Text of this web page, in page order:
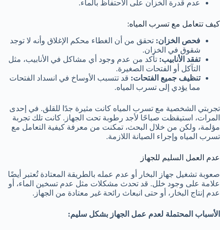
عدم قدرة الخزان على الاحتفاظ بالماء.
كيف تتعامل مع تسرب المياه:
فحص الخزان: تحقق من أن الغطاء محكم الإغلاق وأنه لا توجد
شقوق في الخزان.
تفقد الأنابيب: تأكد من عدم وجود أي مشاكل في الأنابيب، مثل
التآكل أو الفتحات الصغيرة.
تنظيف جميع الفتحات: قد تتسبب الأوساخ في انسداد الفتحات
مما يؤدي إلى تسرب المياه.
تجربتي الشخصية مع تسرب المياه كانت مثيرة جدًا للقلق. في إحدى
المرات، استيقظت صباحًا لأجد رطوبة تحت الجهاز. كانت تلك تجربة
مؤلمة، ولكن من خلال البحث، تمكنت من معرفة كيفية التعامل مع
تسرب المياه وإجراء الصيانة اللازمة.
عدم العمل السليم للجهاز
صعوبة تشغيل جهاز البخار أو عدم عمله بالطريقة المعتادة تُعتبر أيضًا
علامة على وجود خلل. قد تحدث مشكلات مثل عدم تسخين الماء، أو
عدم إنتاج البخار، أو حتى انبعاث رائحة غير معتادة من الجهاز.
الأسباب المحتملة لعدم عمل الجهاز بشكل سليم: